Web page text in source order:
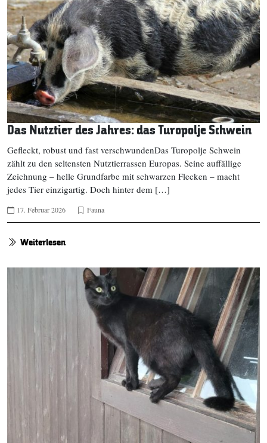
Das Nutztier des Jahres: das Turopolje Schwein
Gefleckt, robust und fast verschwundenDas Turopolje Schwein
zählt zu den seltensten Nutztierrassen Europas. Seine auffällige
Zeichnung – helle Grundfarbe mit schwarzen Flecken – macht
jedes Tier einzigartig. Doch hinter dem […]
17. Februar 2026 Fauna
Weiterlesen